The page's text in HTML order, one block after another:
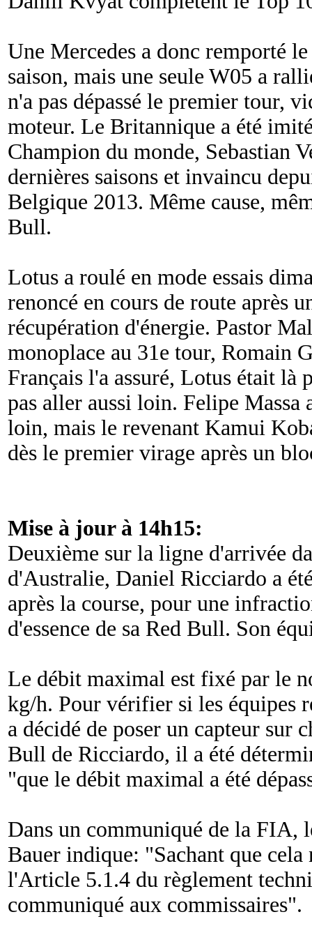
Une Mercedes a donc remporté
saison, mais une seule W05 a
n'a pas dépassé le premier tour,
moteur. Le Britannique a été
Champion du monde, Sebastian
dernières saisons et invaincu
Belgique 2013. Même cause,
Bull.
Lotus a roulé en mode essais
renoncé en cours de route après
récupération d'énergie. Pastor
monoplace au 31e tour, Romain
Français l'a assuré, Lotus était là
pas aller aussi loin. Felipe
loin, mais le revenant Kamui
dès le premier virage après un
Mise à jour à 14h15:
Deuxième sur la ligne d'arrivée
d'Australie, Daniel Ricciardo a
après la course, pour une
d'essence de sa Red Bull. Son
Le débit maximal est fixé par le
kg/h. Pour vérifier si les équipes
a décidé de poser un capteur sur
Bull de Ricciardo, il a été
"que le débit maximal a été
Dans un communiqué de la FIA,
Bauer indique: "Sachant que
l'Article 5.1.4 du règlement
communiqué aux commissaires".